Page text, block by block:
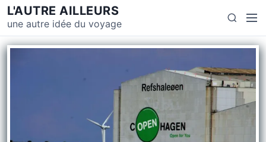
i
p
L'AUTRE AILLEURS
une autre idée du voyage
S
e
a
c
h
M
n